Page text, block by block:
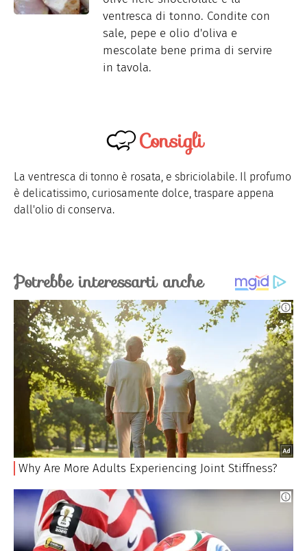
ventresca di tonno. Condite con
sale, pepe e olio d'oliva e
mescolate bene prima di servire
in tavola.
Consigli
La ventresca di tonno è rosata, e sbriciolabile. Il profumo
è delicatissimo, curiosamente dolce, traspare appena
dall'olio di conserva.